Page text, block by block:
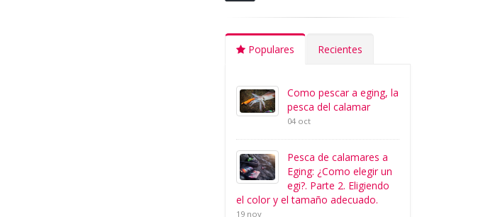
Populares Recientes
Como pescar a eging, la
pesca del calamar
04 oct
Pesca de calamares a
Eging: ¿Como elegir un
egi?. Parte 2. Eligiendo
el color y el tamaño adecuado.
19 nov